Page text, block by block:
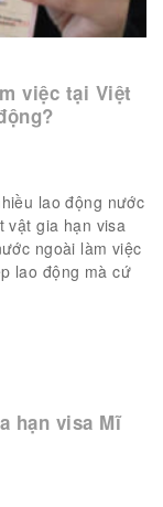
việc tại Việt
lao động nước
vật gia hạn visa
ngoài làm việc
lao động mà cứ
hạn visa Mĩ